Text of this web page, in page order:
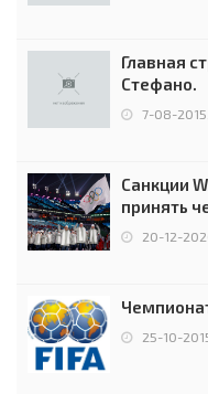
Главная
Стефано.
7-08-
Санкции
принять
20-12-
25-10-